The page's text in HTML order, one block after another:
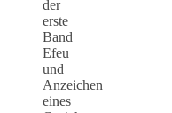
der
erste
Band
Efeu
und
Anzeichen
eines